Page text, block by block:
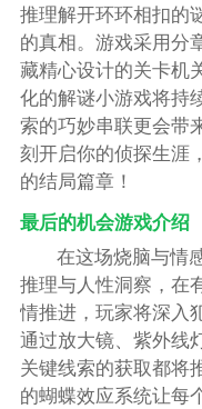
推理解开环环相扣的
的真相。游戏采用分
藏精心设计的关卡机
化的解谜小游戏将持
索的巧妙串联更会带
刻开启你的侦探生涯
的结局篇章！
最后的机会游戏介绍
在这场烧脑与情
推理与人性洞察，在
情推进，玩家将深入
通过放大镜、紫外线
关键线索的获取都将
的蝴蝶效应系统让